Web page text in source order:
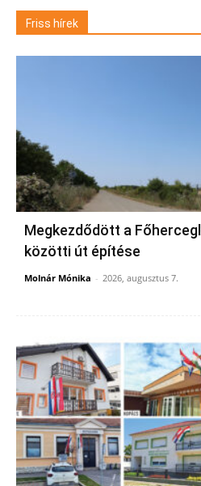
Friss hírek
Megkezdődött a
közötti út építése
Molnár Mónika - 2026, augusztus 7.